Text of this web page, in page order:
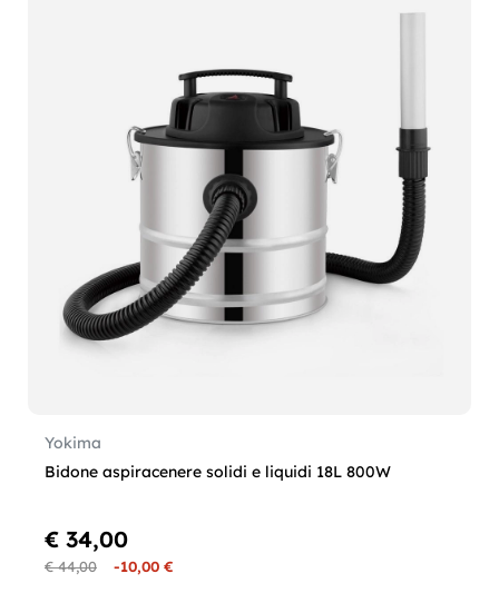
Yokima
Bidone aspiracenere solidi e liquidi 18L 800W
€ 44,00 -10,00 €
€ 34,00